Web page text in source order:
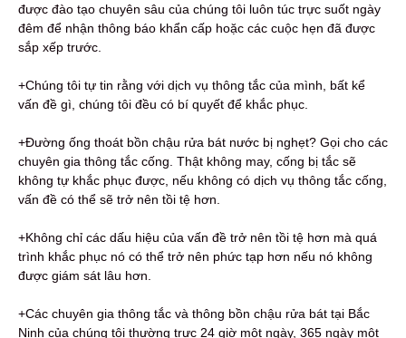
được đào tạo chuyên sâu của chúng tôi luôn túc trực suốt ngày
đêm để nhận thông báo khẩn cấp hoặc các cuộc hẹn đã được
sắp xếp trước.
+Chúng tôi tự tin rằng với dịch vụ thông tắc của mình, bất kể
vấn đề gì, chúng tôi đều có bí quyết để khắc phục.
+Đường ống thoát bồn chậu rửa bát nước bị nghẹt? Gọi cho các
chuyên gia thông tắc cống. Thật không may, cống bị tắc sẽ
không tự khắc phục được, nếu không có dịch vụ thông tắc cống,
vấn đề có thể sẽ trở nên tồi tệ hơn.
+Không chỉ các dấu hiệu của vấn đề trở nên tồi tệ hơn mà quá
trình khắc phục nó có thể trở nên phức tạp hơn nếu nó không
được giám sát lâu hơn.
+Các chuyên gia thông tắc và thông bồn chậu rửa bát tại Bắc
Ninh của chúng tôi thường trực 24 giờ một ngày, 365 ngày một